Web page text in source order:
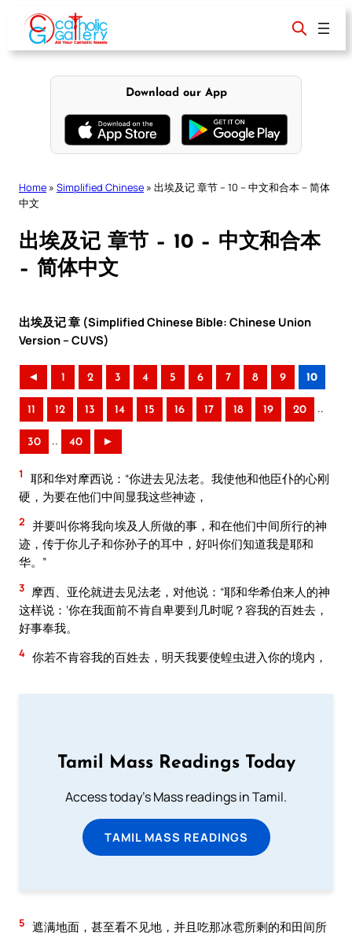
content
Download our App
Home » Simplified Chinese » 出埃及记 章节 – 10 – 中文和合本 – 简体
中文
出埃及记 章节 – 10 – 中文和合本
– 简体中文
出埃及记 章 (Simplified Chinese Bible: Chinese Union
Version – CUVS)
◄ 1 2 3 4 5 6 7 8 9 10
11 12 13 14 15 16 17 18 19 20 ..
30 .. 40 ►
1
耶和华对摩西说：“你进去见法老。我使他和他臣仆的心刚
硬，为要在他们中间显我这些神迹，
2 并要叫你将我向埃及人所做的事，和在他们中间所行的神
迹，传于你儿子和你孙子的耳中，好叫你们知道我是耶和
华。”
3 摩西、亚伦就进去见法老，对他说：“耶和华希伯来人的神
这样说：‘你在我面前不肯自卑要到几时呢？容我的百姓去，
好事奉我。
4 你若不肯容我的百姓去，明天我要使蝗虫进入你的境内，
Tamil Mass Readings Today
Access today's Mass readings in Tamil.
TAMIL MASS READINGS
5 遮满地面，甚至看不见地，并且吃那冰雹所剩的和田间所